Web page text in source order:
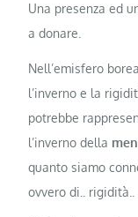
Una presenza ed
a donare.
Nell’emisfero
l’inverno e la
potrebbe
l’inverno della
quanto siamo
ovvero di.. rigidità..